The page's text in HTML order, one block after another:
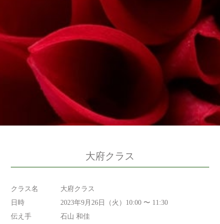
大府クラス
クラス名
大府クラス
日時
2023年9月26日（火）10:00 〜 11:30
伝え手
石山 和佳